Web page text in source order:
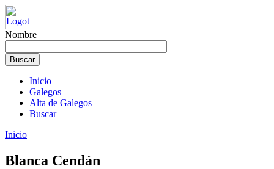
Nombre
Inicio
Galegos
Alta de Galegos
Buscar
Inicio
Blanca Cendán